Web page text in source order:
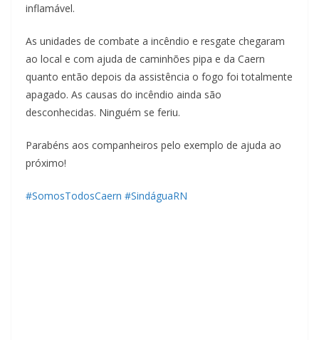
inflamável.
As unidades de combate a incêndio e resgate chegaram
ao local e com ajuda de caminhões pipa e da Caern
quanto então depois da assistência o fogo foi totalmente
apagado. As causas do incêndio ainda são
desconhecidas. Ninguém se feriu.
Parabéns aos companheiros pelo exemplo de ajuda ao
próximo!
#SomosTodosCaern #SindáguaRN